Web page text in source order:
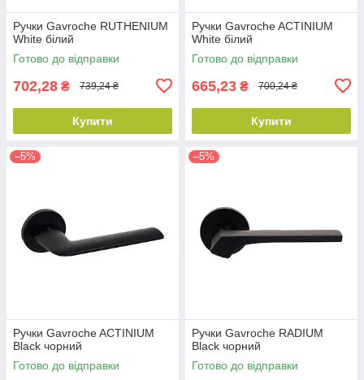
Ручки Gavroche RUTHENIUM
White білий
Готово до відправки
702,28 ₴ 739,24 ₴
Купити
Ручки Gavroche ACTINIUM
White білий
Готово до відправки
665,23 ₴ 700,24 ₴
Купити
–5%
Ручки Gavroche ACTINIUM
Black чорний
Готово до відправки
–5%
Ручки Gavroche RADIUM
Black чорний
Готово до відправки